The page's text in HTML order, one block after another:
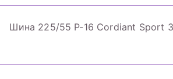
Шина 225/55 Р-16 Cordiant Sport